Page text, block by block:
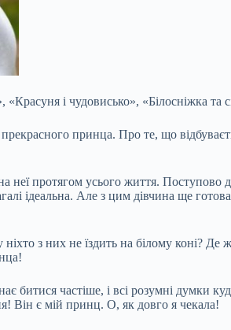
і чудовисько», «Білосніжка
принца. Про те, що
неї протягом усього життя. Поступово
ідеальна. Але з цим дівчина ще
з них не їздить на білому коні?
битися частіше, і всі розумні думки
Він є мій принц. О, як довго я чекала!